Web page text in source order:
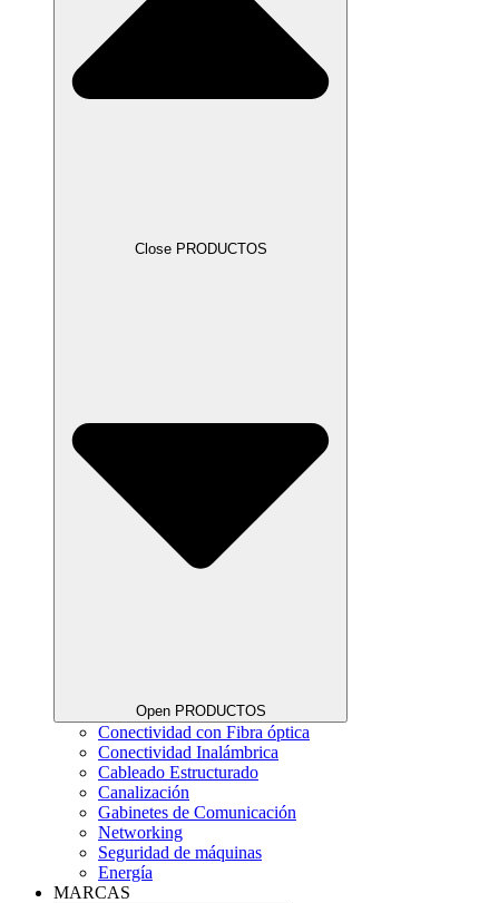
Close PRODUCTOS
Open PRODUCTOS
Conectividad con Fibra óptica
Conectividad Inalámbrica
Cableado Estructurado
Canalización
Gabinetes de Comunicación
Networking
Seguridad de máquinas
Energía
MARCAS